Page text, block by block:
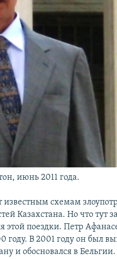
июнь 2011 года.
известным схемам
Казахстана. Но что тут
поездки. Петр
году. В 2001 году он был
и обосновался в